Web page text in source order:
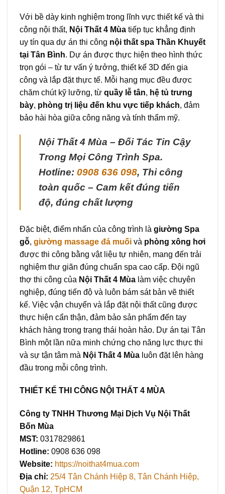
Với bề dày kinh nghiệm trong lĩnh vực thiết kế và thi
công nội thất, Nội Thất 4 Mùa tiếp tục khẳng định
uy tín qua dự án thi công nội thất spa Thần Khuyết
tại Tân Bình. Dự án được thực hiện theo hình thức
trọn gói – từ tư vấn ý tưởng, thiết kế 3D đến gia
công và lắp đặt thực tế. Mỗi hạng mục đều được
chăm chút kỹ lưỡng, từ quầy lễ tân, hệ tủ trưng
bày, phòng trị liệu đến khu vực tiếp khách, đảm
bảo hài hòa giữa công năng và tính thẩm mỹ.
Nội Thất 4 Mùa – Đối Tác Tin Cậy
Trong Mọi Công Trình Spa.
Hotline: 0908 636 098, Thi công
toàn quốc – Cam kết đúng tiến
độ, đúng chất lượng
Đặc biệt, điểm nhấn của công trình là giường Spa
gỗ, giường massage đá muối và phòng xông hơi
được thi công bằng vật liệu tự nhiên, mang đến trải
nghiệm thư giãn đúng chuẩn spa cao cấp. Đội ngũ
thợ thi công của Nội Thất 4 Mùa làm việc chuyên
nghiệp, đúng tiến độ và luôn bám sát bản vẽ thiết
kế. Việc vận chuyển và lắp đặt nội thất cũng được
thực hiện cẩn thận, đảm bảo sản phẩm đến tay
khách hàng trong trạng thái hoàn hảo. Dự án tại Tân
Bình một lần nữa minh chứng cho năng lực thực thi
và sự tận tâm mà Nội Thất 4 Mùa luôn đặt lên hàng
đầu trong mỗi công trình.
THIẾT KẾ THI CÔNG NỘI THẤT 4 MÙA
Công ty TNHH Thương Mại Dịch Vụ Nội Thất
Bốn Mùa
MST: 0317829861
Hotline: 0908 636 098
Website: https://noithat4mua.com
Địa chỉ: 25/4 Tân Chánh Hiệp 8, Tân Chánh Hiệp,
Quận 12, TpHCM